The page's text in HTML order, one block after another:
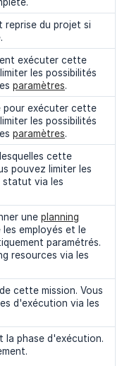
reprise du projet si
exécuter cette
les possibilités
paramètres.
pour exécuter cette
les possibilités
paramètres.
cette
pouvez limiter les
statut via les
une planning
les employés et le
paramétrés.
resources via les
cette mission. Vous
d'exécution via les
la phase d'exécution.